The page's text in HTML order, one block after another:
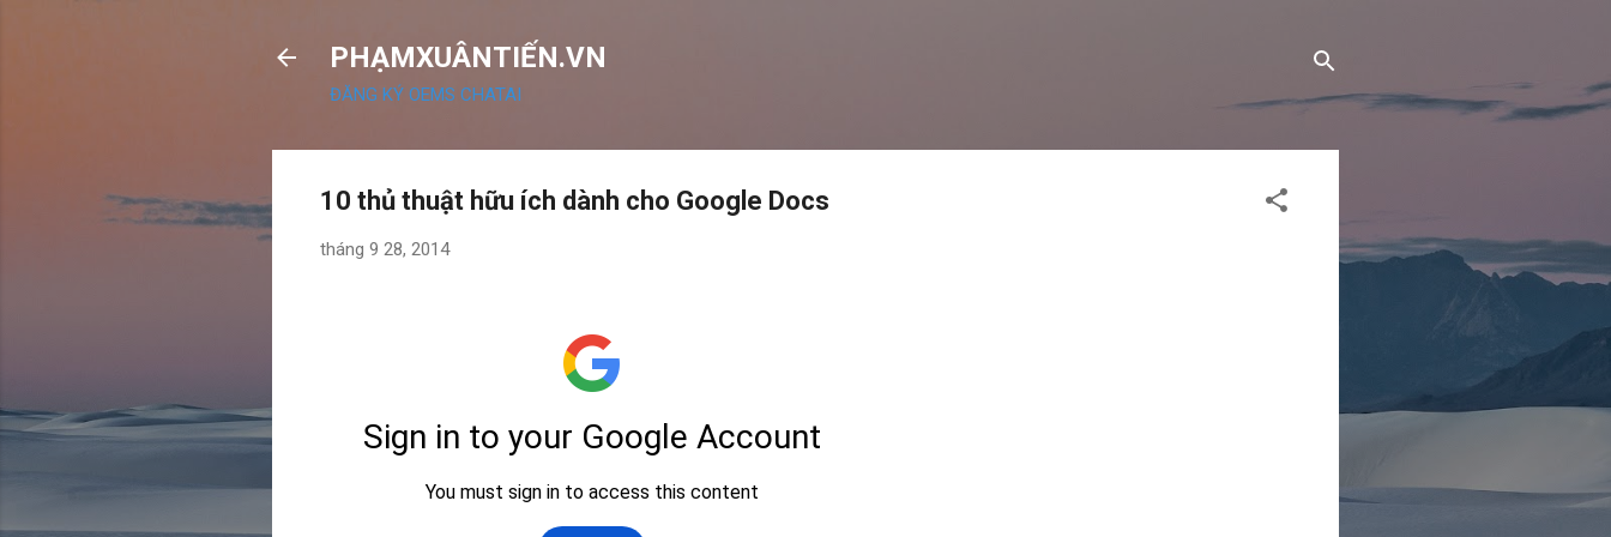
PHẠMXUÂNTIẾN.VN
ĐĂNG KÝ OEMS CHATAI
10 thủ thuật hữu ích dành cho Google Docs
tháng 9 28, 2014